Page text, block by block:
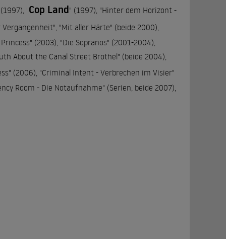
"Cop Land" (1997), "Hinter dem Horizont -
"Mit aller Härte" (beide 2000),
(2003), "Die Sopranos" (2001-2004),
About the Canal Street Brothel" (beide 2004),
(2006), "Criminal Intent - Verbrechen im Visier"
Room - Die Notaufnahme" (Serien, beide 2007),